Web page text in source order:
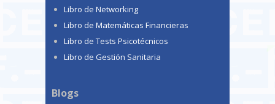
Libro de Networking
Libro de Matemáticas Financieras
Libro de Tests Psicotécnicos
Libro de Gestión Sanitaria
Blogs